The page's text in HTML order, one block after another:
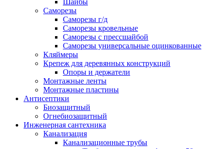
Шайбы
Саморезы
Саморезы г/д
Саморезы кровельные
Саморезы с прессшайбой
Саморезы универсальные оцинкованные
Кляймеры
Крепеж для деревянных конструкций
Опоры и держатели
Монтажные ленты
Монтажные пластины
Антисептики
Биозащитный
Огнебиозащитный
Инженерная сантехника
Канализация
Канализационные трубы